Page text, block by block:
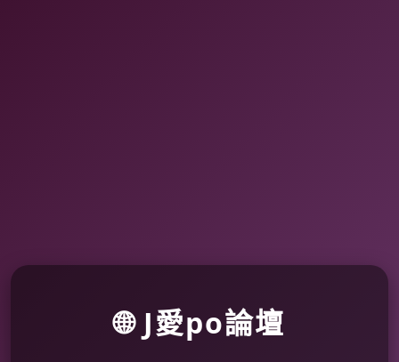
🌐 J愛po論壇